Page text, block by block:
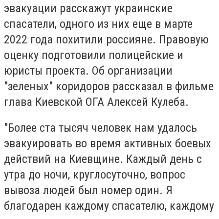
эвакуации расскажут украинские
спасатели, одного из них еще в марте
2022 года похитили россияне. Правовую
оценку подготовили полицейские и
юристы проекта. Об организации
"зеленых" коридоров рассказал в фильме
глава Киевской ОГА Алексей Кулеба.
"Более ста тысяч человек нам удалось
эвакуировать во время активных боевых
действий на Киевщине. Каждый день с
утра до ночи, круглосуточно, вопрос
вывоза людей был номер один. Я
благодарен каждому спасателю, каждому